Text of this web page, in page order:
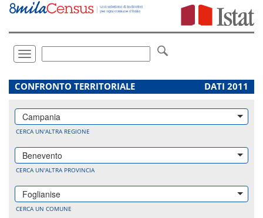
Vai
direttamente
Toggle
navigation
.
CONFRONTO TERRITORIALE DATI 2011
Campania
CERCA UN'ALTRA REGIONE
Benevento
CERCA UN'ALTRA PROVINCIA
Foglianise
CERCA UN COMUNE